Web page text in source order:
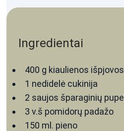
Ingredientai
400 g kiaulienos išpjovos
1 nedidelė cukinija
2 saujos šparaginių
3 v.š pomidorų padažo
150 ml. pieno